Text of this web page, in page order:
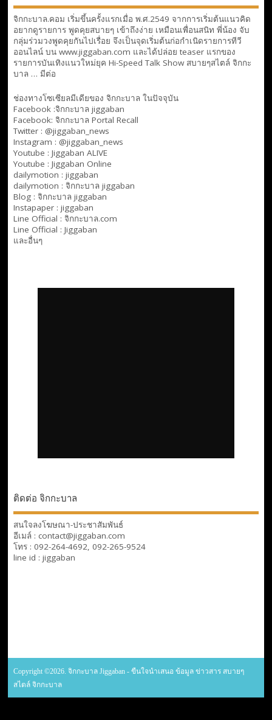
จิกกะบาล.คอม เริ่มขึ้นครั้งแรกเมื่อ พ.ศ.2549 จากการเริ่มต้นแนวคิด
อยากดูรายการ พูดคุยสบายๆ เข้าถึงง่าย เหมือนเพื่อนสนิท พี่น้อง จับ
กลุ่มร่วมวงพูดคุยกันไปเรื่อย จึงเป็นจุดเริ่มต้นก่อกำเนิดรายการทีวี
ออนไลน์ บน www.jiggaban.com และได้ปล่อย teaser แรกของ
รายการบันเทิงแนวใหม่ยุค Hi-Speed Talk Show สบายๆสไตล์ จิกกะ
บาล … มีต่อ
ช่องทางโซเซียลมีเดียของ จิกกะบาล ในปัจจุบัน
Facebook :จิกกะบาล jiggaban
Facebook: จิกกะบาล Portal Recall
Twitter : @jiggaban_news
Instagram : @jiggaban_news
Youtube : Jiggaban ALIVE
Youtube : Jiggaban Online
dailymotion : jiggaban
dailymotion : จิกกะบาล jiggaban
Blog : จิกกะบาล jiggaban
Instapaper : jiggaban
Line Official : จิกกะบาล.com
Line Official : Jiggaban
และอื่นๆ
ติดต่อ จิกกะบาล
สนใจลงโฆษณา-ประชาสัมพันธ์
อีเมล์ : contact@jiggaban.com
โทร : 092-264-4692, 092-265-9524
line id : jiggaban
Copyright ©2026. จิกกะบาล Jiggaban - ขืนใจนำเสนอ ข้อมูล ข่าวสาร สบายๆ
สไตล์ จิกกะบาล